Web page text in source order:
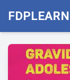
FDPLEARN